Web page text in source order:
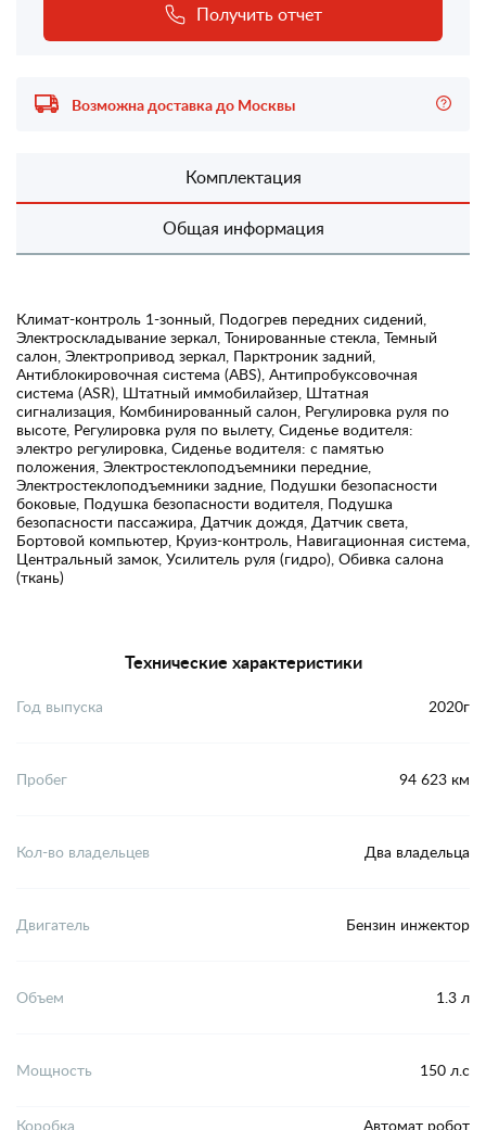
Получить отчет
Возможна доставка до Москвы
Комплектация
Общая информация
Климат-контроль 1-зонный, Подогрев передних сидений,
Электроскладывание зеркал, Тонированные стекла, Темный
салон, Электропривод зеркал, Парктроник задний,
Антиблокировочная система (ABS), Антипробуксовочная
система (ASR), Штатный иммобилайзер, Штатная
сигнализация, Комбинированный салон, Регулировка руля по
высоте, Регулировка руля по вылету, Сиденье водителя:
электро регулировка, Сиденье водителя: с памятью
положения, Электростеклоподъемники передние,
Электростеклоподъемники задние, Подушки безопасности
боковые, Подушка безопасности водителя, Подушка
безопасности пассажира, Датчик дождя, Датчик света,
Бортовой компьютер, Круиз-контроль, Навигационная система,
Центральный замок, Усилитель руля (гидро), Обивка салона
(ткань)
Технические характеристики
Год выпуска 2020г
Пробег 94 623 км
Кол-во владельцев Два владельца
Двигатель Бензин инжектор
Объем 1.3 л
Мощность 150 л.с
Коробка Автомат робот